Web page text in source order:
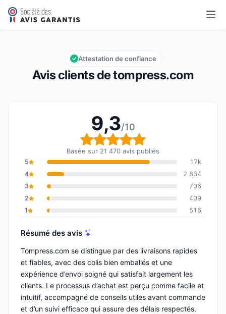
tompress.com
Note globale : 9,3 sur 10
9,3/10
Avis clients de tompress.com
Attestation de confiance
9,3/10
Note globale : 9,3 sur
Basée sur 21 470 avis publiés
5
17k
4
2 834
3
706
2
409
1
516
Résumé des avis
Tompress.com se distingue par des livraisons rapides
et fiables, avec des colis bien emballés et une
expérience d’envoi soigné qui satisfait largement les
clients. Le processus d’achat est perçu comme facile et
intuitif, accompagné de conseils utiles avant commande
et d’un suivi efficace qui assure des délais respectés.